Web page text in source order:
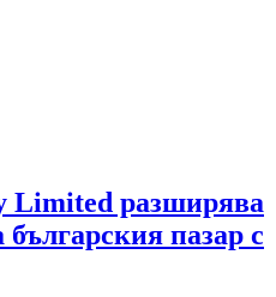
Limited разширява
пазар с